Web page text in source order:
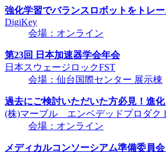
強化学習でバランスロボットをトレ
DigiKey
会場：オンライン
第23回 日本加速器学会年会
日本スウェージロックFST
会場：仙台国際センター 展示棟
過去にご検討いただいた方必見！進
(株)マーブル エンベデッドプロダ
会場：オンライン
メディカルコンソーシアム準備委